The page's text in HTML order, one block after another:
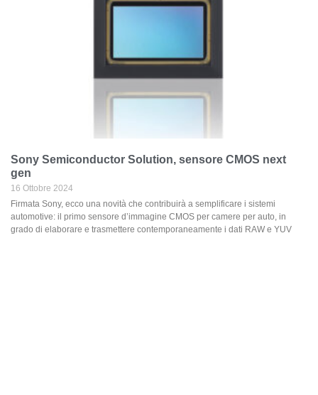
Sony Semiconductor Solution, sensore CMOS next
gen
16 Ottobre 2024
Firmata Sony, ecco una novità che contribuirà a semplificare i sistemi
automotive: il primo sensore d’immagine CMOS per camere per auto, in
grado di elaborare e trasmettere contemporaneamente i dati RAW e YUV